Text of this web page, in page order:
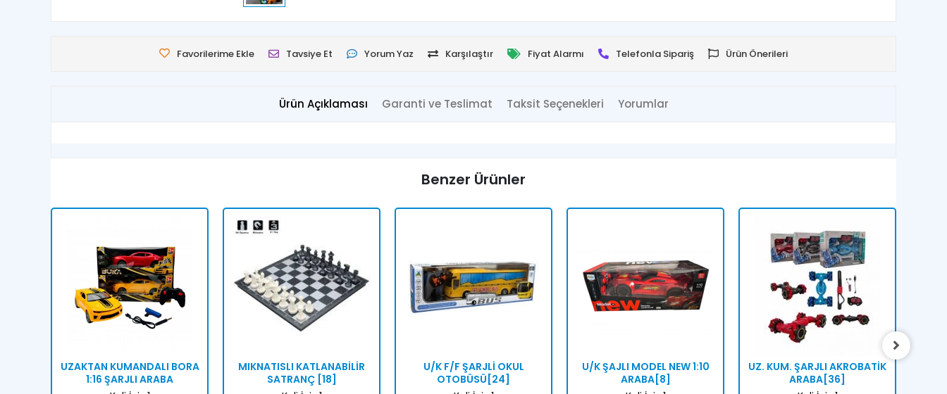
Favorilerime Ekle Tavsiye Et Yorum Yaz Karşılaştır Fiyat Alarmı Telefonla Sipariş Ürün Önerileri
Ürün Açıklaması Garanti ve Teslimat Taksit Seçenekleri Yorumlar
Benzer Ürünler
UZAKTAN KUMANDALI BORA
1:16 ŞARJLI ARABA
MIKNATISLI KATLANABİLİR
SATRANÇ [18]
U/K F/F ŞARJLİ OKUL
OTOBÜSÜ[24]
U/K ŞAJLI MODEL NEW 1:10
ARABA[8]
UZ. KUM. ŞARJLI AKROBATİK
ARABA[36]